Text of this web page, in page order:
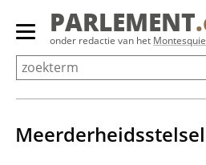
Overslaan
Primair
menu
tonen/verbergen
PARLEMENT
onder redactie van het
Meerderheidsstelsel